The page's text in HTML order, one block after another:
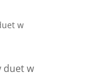
duet w